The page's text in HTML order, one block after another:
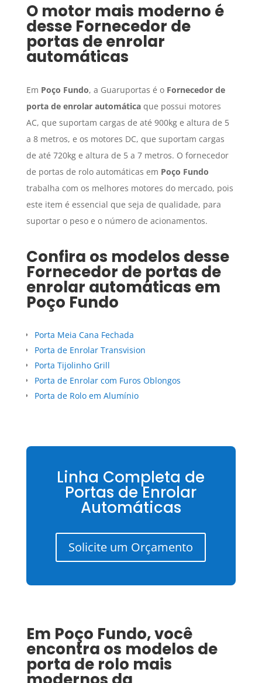
O motor mais moderno é
desse Fornecedor de
portas de enrolar
automáticas
Em Poço Fundo, a Guaruportas é o Fornecedor de
porta de enrolar automáticaque possui motores
AC, que suportam cargas de até 900kg e altura de 5
a 8 metros, e os motores DC, que suportam cargas
de até 720kg e altura de 5 a 7 metros. O fornecedor
de portas de rolo automáticas em Poço Fundo
trabalha com os melhores motores do mercado, pois
este item é essencial que seja de qualidade, para
suportar o peso e o número de acionamentos.
Confira os modelos desse
Fornecedor de portas de
enrolar automáticas em
Poço Fundo
Porta Meia Cana Fechada
Porta de Enrolar Transvision
Porta Tijolinho Grill
Porta de Enrolar com Furos Oblongos
Porta de Rolo em Alumínio
Linha Completa de
Portas de Enrolar
Automáticas
Solicite um Orçamento
Em Poço Fundo, você
encontra os modelos de
porta de rolo mais